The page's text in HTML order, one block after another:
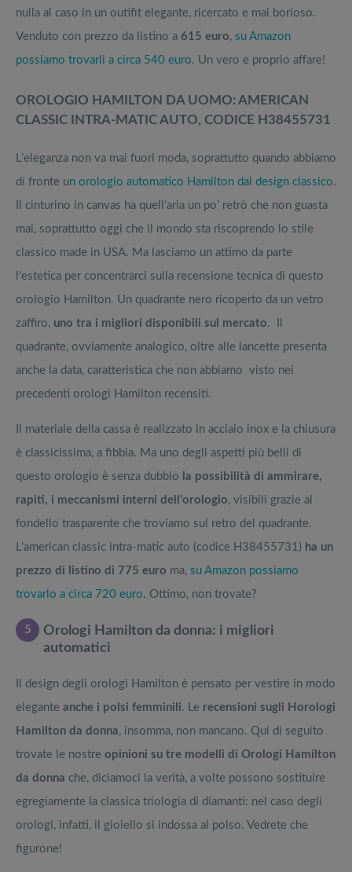
nulla al caso in un outifit elegante, ricercato e mai borioso.
Venduto con prezzo da listino a 615 euro, su Amazon
possiamo trovarli a circa 540 euro. Un vero e proprio affare!
OROLOGIO HAMILTON DA UOMO: AMERICAN
CLASSIC INTRA-MATIC AUTO, CODICE H38455731
L’eleganza non va mai fuori moda, soprattutto quando abbiamo
di fronte un orologio automatico Hamilton dal design classico.
Il cinturino in canvas ha quell’aria un po’ retrò che non guasta
mai, soprattutto oggi che il mondo sta riscoprendo lo stile
classico made in USA. Ma lasciamo un attimo da parte
l’estetica per concentrarci sulla recensione tecnica di questo
orologio Hamilton. Un quadrante nero ricoperto da un vetro
zaffiro, uno tra i migliori disponibili sul mercato. Il
quadrante, ovviamente analogico, oltre alle lancette presenta
anche la data, caratteristica che non abbiamo visto nei
precedenti orologi Hamilton recensiti.
Il materiale della cassa è realizzato in acciaio inox e la chiusura
è classicissima, a fibbia. Ma uno degli aspetti più belli di
questo orologio è senza dubbio la possibilità di ammirare,
rapiti, i meccanismi interni dell’orologio, visibili grazie al
fondello trasparente che troviamo sul retro del quadrante.
L’american classic intra-matic auto (codice H38455731) ha un
prezzo di listino di 775 euro ma, su Amazon possiamo
trovarlo a circa 720 euro. Ottimo, non trovate?
5
Orologi Hamilton da donna: i migliori
automatici
Il design degli orologi Hamilton è pensato per vestire in modo
elegante anche i polsi femminili. Le recensioni sugli Horologi
Hamilton da donna, insomma, non mancano. Qui di seguito
trovate le nostre opinioni su tre modelli di Orologi Hamilton
da donna che, diciamoci la verità, a volte possono sostituire
egregiamente la classica triologia di diamanti: nel caso degli
orologi, infatti, il gioiello si indossa al polso. Vedrete che
figurone!